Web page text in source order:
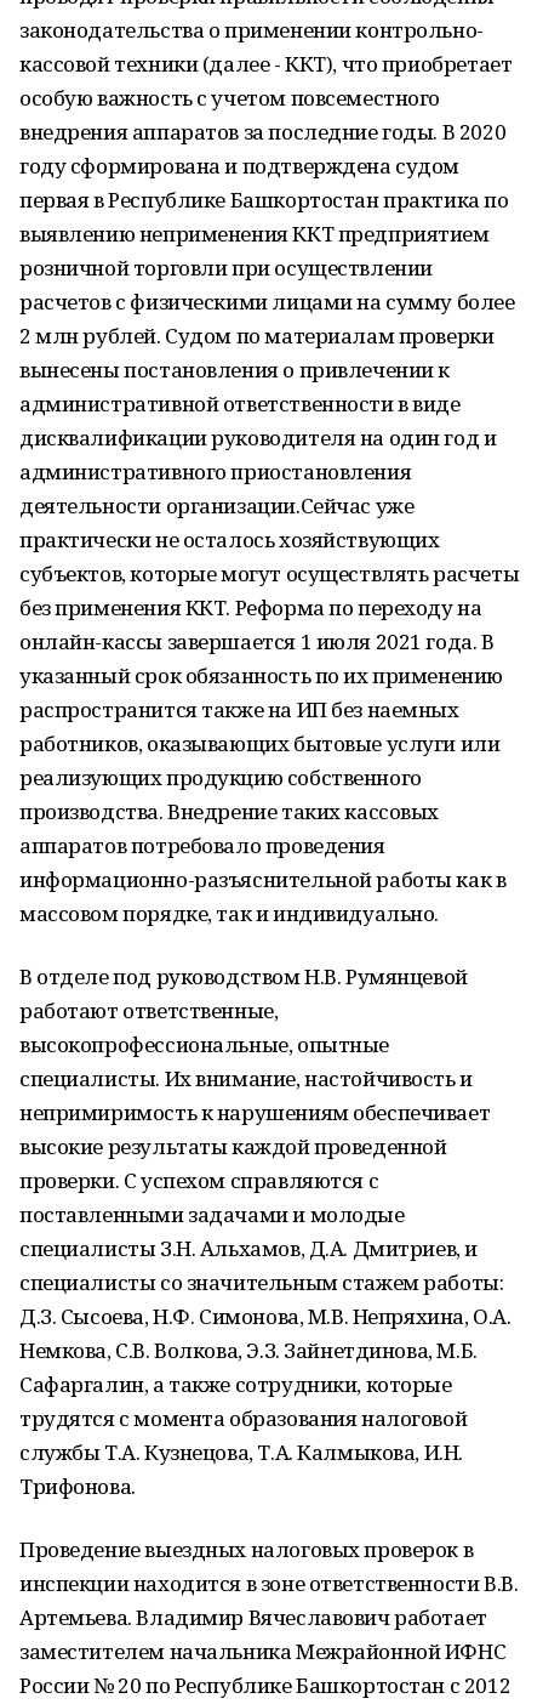
законодательства о применении контрольно-
кассовой техники (далее - ККТ), что приобретает
особую важность с учетом повсеместного
внедрения аппаратов за последние годы. В 2020
году сформирована и подтверждена судом
первая в Республике Башкортостан практика по
выявлению неприменения ККТ предприятием
розничной торговли при осуществлении
расчетов с физическими лицами на сумму более
2 млн рублей. Судом по материалам проверки
вынесены постановления о привлечении к
административной ответственности в виде
дисквалификации руководителя на один год и
административного приостановления
деятельности организации.Сейчас уже
практически не осталось хозяйствующих
субъектов, которые могут осуществлять расчеты
без применения ККТ. Реформа по переходу на
онлайн-кассы завершается 1 июля 2021 года. В
указанный срок обязанность по их применению
распространится также на ИП без наемных
работников, оказывающих бытовые услуги или
реализующих продукцию собственного
производства. Внедрение таких кассовых
аппаратов потребовало проведения
информационно-разъяснительной работы как в
массовом порядке, так и индивидуально.
В отделе под руководством Н.В. Румянцевой
работают ответственные,
высокопрофессиональные, опытные
специалисты. Их внимание, настойчивость и
непримиримость к нарушениям обеспечивает
высокие результаты каждой проведенной
проверки. С успехом справляются с
поставленными задачами и молодые
специалисты З.Н. Альхамов, Д.А. Дмитриев, и
специалисты со значительным стажем работы:
Д.З. Сысоева, Н.Ф. Симонова, М.В. Непряхина, О.А.
Немкова, С.В. Волкова, Э.З. Зайнетдинова, М.Б.
Сафаргалин, а также сотрудники, которые
трудятся с момента образования налоговой
службы Т.А. Кузнецова, Т.А. Калмыкова, И.Н.
Трифонова.
Проведение выездных налоговых проверок в
инспекции находится в зоне ответственности В.В.
Артемьева. Владимир Вячеславович работает
заместителем начальника Межрайонной ИФНС
России № 20 по Республике Башкортостан с 2012